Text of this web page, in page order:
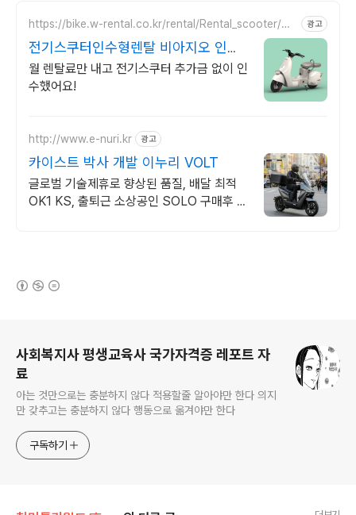
https://bike.w-rental.co.kr/rental/Rental_scooter/mo
광고
전기스쿠터인수형렌탈 비아지오 인수
형 렌탈,완납시 내스쿠터
월 렌탈료만 내고 전기스쿠터 추가금 없이 인
수했어요!
http://www.e-nuri.kr 광고
카이스트 박사 개발 이누리 VOLT
글로벌 기술제휴로 향상된 품질, 배달 최적
OK1 KS, 출퇴근 소상공인 SOLO 구매후 환
사회복지사 평생교육사 국가자격증 레포트 자
료
아는 것만으로는 충분하지 않다 적용할줄 알아야만 한다 의지
만 갖추고는 충분하지 않다 행동으로 옮겨야만 한다
구독하기